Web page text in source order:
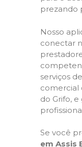
prezando
Nosso
conectar
serviços
comercial
do Grifo,
Se você
em Assis